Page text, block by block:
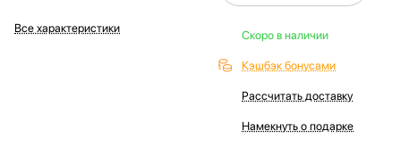
Все характеристики
Скоро в наличии
Кэшбэк бонусами
Рассчитать доставку
Намекнуть о подарке